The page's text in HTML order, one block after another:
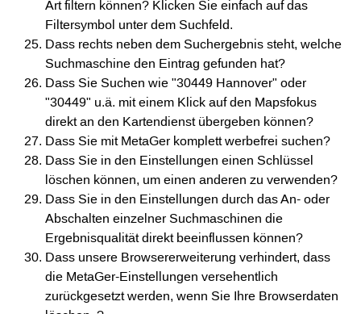
Art filtern können? Klicken Sie einfach auf das
Filtersymbol unter dem Suchfeld.
Dass rechts neben dem Suchergebnis steht, welche
Suchmaschine den Eintrag gefunden hat?
Dass Sie Suchen wie "30449 Hannover" oder
"30449" u.ä. mit einem Klick auf den Mapsfokus
direkt an den Kartendienst übergeben können?
Dass Sie mit MetaGer komplett werbefrei suchen?
Dass Sie in den Einstellungen einen Schlüssel
löschen können, um einen anderen zu verwenden?
Dass Sie in den Einstellungen durch das An- oder
Abschalten einzelner Suchmaschinen die
Ergebnisqualität direkt beeinflussen können?
Dass unsere Browsererweiterung verhindert, dass
die MetaGer-Einstellungen versehentlich
zurückgesetzt werden, wenn Sie Ihre Browserdaten